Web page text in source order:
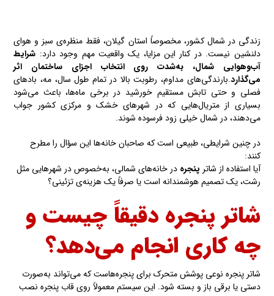
زندگی در شمال کشور، مخصوصاً استان گیلان، فقط منظره‌ی سبز و هوای
دلنشین نیست. در کنار این مزایا، یک واقعیت مهم وجود دارد: شرایط
آب‌وهوایی شمال، به‌شدت روی انتخاب اجزای ساختمان اثر
می‌گذارد.بارندگی‌های مداوم، رطوبت بالا در تمام طول سال، مه، بادهای
فصلی و حتی تابش مستقیم خورشید در برخی ماه‌ها، باعث می‌شود
بسیاری از متریال‌هایی که در شهرهای خشک و مرکزی کشور جواب
می‌دهند، در شمال خیلی زود فرسوده شوند.
در چنین شرایطی، طبیعی است که صاحبان خانه‌ها این سؤال را مطرح
کنند:
آیا استفاده از شاتر پنجره در خانه‌های شمالی، به‌خصوص در شهرهایی مثل
رشت، یک تصمیم هوشمندانه است یا صرفاً یک هزینه‌ی تزئینی؟
شاتر پنجره دقیقاً چیست و
چه کاری انجام می‌دهد؟
شاتر پنجره نوعی پوشش متحرک برای پنجره‌هاست که می‌تواند به‌صورت
دستی یا برقی باز و بسته شود. این سیستم معمولاً روی قاب پنجره نصب